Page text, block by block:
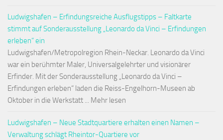
Ludwigshafen – Erfindungsreiche Ausflugstipps – Faltkarte
stimmt auf Sonderausstellung „Leonardo da Vinci – Erfindungen
erleben“ ein
Ludwigshafen/Metropolregion Rhein-Neckar. Leonardo da Vinci
war ein berühmter Maler, Universalgelehrter und visionärer
Erfinder. Mit der Sonderausstellung „Leonardo da Vinci –
Erfindungen erleben“ laden die Reiss-Engelhorn-Museen ab
Oktober in die Werkstatt ... Mehr lesen
Ludwigshafen – Neue Stadtquartiere erhalten einen Namen –
Verwaltung schlägt Rheintor-Quartiere vor